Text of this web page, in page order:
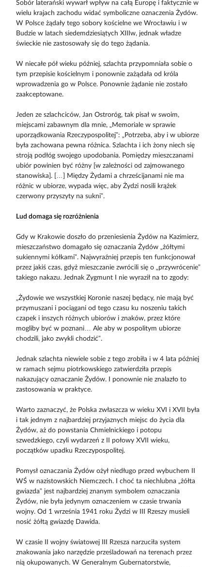
Sobór laterański wywarł wpływ na całą Europę i faktycznie w
wielu krajach zachodu widać symboliczne oznaczenia Żydów.
W Polsce żądały tego sobory kościelne we Wrocławiu i w
Budzie w latach siedemdziesiątych XIIIw, jednak władze
świeckie nie zastosowały się do tego żądania.
W niecałe pół wieku później, szlachta przypomniała sobie o
tym przepisie kościelnym i ponownie zażądała od króla
wprowadzenia go w Polsce. Ponownie żądanie nie zostało
zaakceptowane.
Jeden ze szlachciców, Jan Ostroróg, tak pisał w swoim,
miejscami zabawnym dla mnie, „Memoriale w sprawie
uporządkowania Rzeczypospolitej”: „Potrzeba, aby i w ubiorze
była zachowana pewna różnica. Szlachta i ich żony niech się
stroją podłóg swojego upodobania. Pomiędzy mieszczanami
ubiór powinien być różny [w zależności od zajmowanego
stanowiska]. […] Między Żydami a chrześcijanami nie ma
różnic w ubiorze, wypada więc, aby Żydzi nosili krążek
czerwony przyszyty na sukni”.
Lud domaga się rozróżnienia
Gdy w Krakowie doszło do przeniesienia Żydów na Kazimierz,
mieszczaństwo domagało się oznaczania Żydów „żółtymi
sukiennymi kółkami”. Najwyraźniej przepis ten funkcjonował
przez jakiś czas, gdyż mieszczanie zwrócili się o „przywrócenie”
takiego nakazu. Jednak Zygmunt I nie wyraził na to zgody:
„Żydowie we wszystkiej Koronie naszej będący, nie mają być
przymuszani i pociągani od tego czasu ku noszeniu takich
czapek i inszych różnych ubiorów i znaków, przez które
mogliby być w poznani… Ale aby w pospolitym ubiorze
chodzili, jako zwykli chodzić”.
Jednak szlachta niewiele sobie z tego zrobiła i w 4 lata później
w ramach sejmu piotrkowskiego zatwierdziła przepis
nakazujący oznaczanie Żydów. I ponownie nie znalazło to
zastosowania w praktyce.
Warto zaznaczyć, że Polska zwłaszcza w wieku XVI i XVII była
i tak jednym z najbardziej przyjaznych miejsc do życia dla
Żydów, aż do powstania Chmielnickiego i potopu
szwedzkiego, czyli wydarzeń z II połowy XVII wieku,
początków upadku Rzeczypospolitej.
Pomysł oznaczania Żydów ożył niedługo przed wybuchem II
WŚ w nazistowskich Niemczech. I choć ta niechlubna „żółta
gwiazda” jest najbardziej znanym symbolem oznaczania
Żydów, nie była jedynym oznaczeniem w czasie trwania
wojny. Od 1 września 1941 roku Żydzi w III Rzeszy musieli
nosić żółtą gwiazdę Dawida.
W czasie II wojny światowej III Rzesza narzuciła system
znakowania jako narzędzie prześladowań na terenach przez
nią okupowanych. W Generalnym Gubernatorstwie,